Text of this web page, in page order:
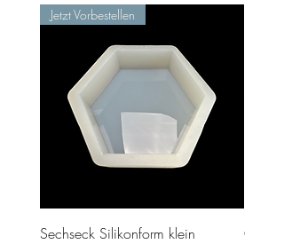
Jetzt Vorbestellen
Sechseck Silikonform klein